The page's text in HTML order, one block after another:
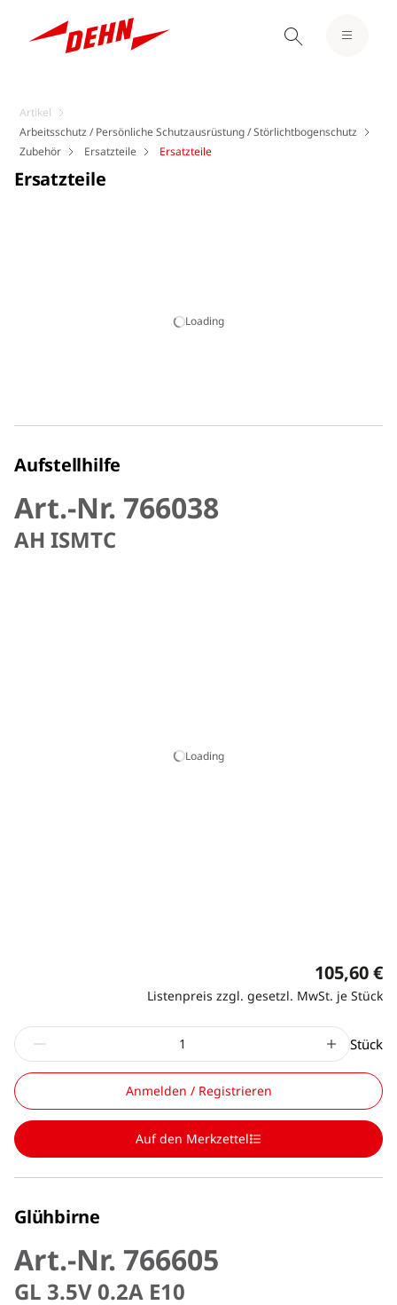
Artikel
Arbeitsschutz / Persönliche Schutzausrüstung / Störlichtbogenschutz
Zubehör
Ersatzteile Ersatzteile
Loading
Ersatzteile
Aufstellhilfe
Art.-Nr. 766038
AH ISMTC
Loading
105,60 €
Listenpreis zzgl. gesetzl. MwSt. je Stück
Stück
Anmelden / Registrieren
Auf den Merkzettel
Glühbirne
Art.-Nr. 766605
GL 3.5V 0.2A E10